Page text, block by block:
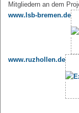
Mitgliedern an dem
www.lsb-bremen.de
www.ruzhollen.de